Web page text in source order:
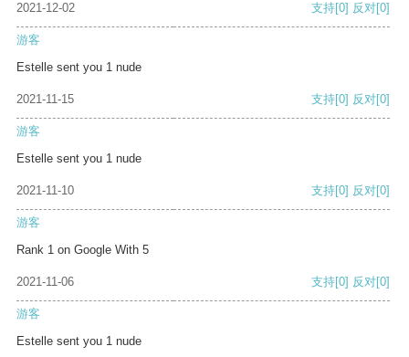
2021-12-02 支持[0] 反对[0]
游客
Estelle sent you 1 nude
2021-11-15 支持[0] 反对[0]
游客
Estelle sent you 1 nude
2021-11-10 支持[0] 反对[0]
游客
Rank 1 on Google With 5
2021-11-06 支持[0] 反对[0]
游客
Estelle sent you 1 nude